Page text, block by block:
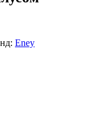
Eney